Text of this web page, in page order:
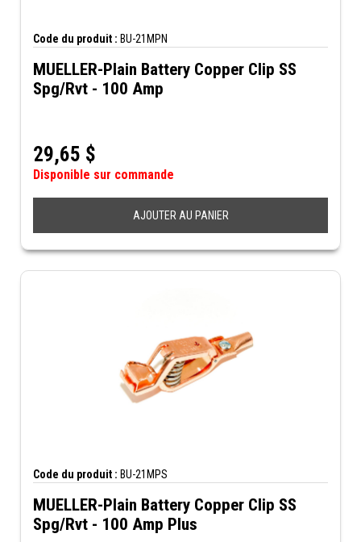
Code du produit : BU-21MPN
MUELLER-Plain Battery Copper Clip SS
Spg/Rvt - 100 Amp
29,65 $
Disponible sur commande
AJOUTER AU PANIER
Code du produit : BU-21MPS
MUELLER-Plain Battery Copper Clip SS
Spg/Rvt - 100 Amp Plus